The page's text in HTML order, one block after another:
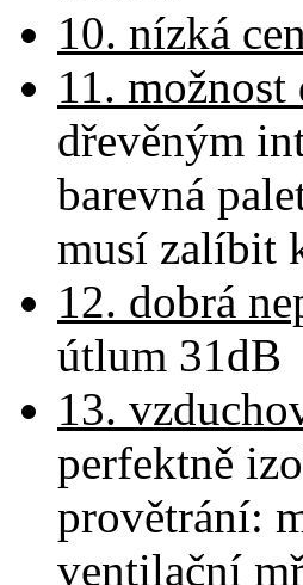
10. nízká
11.
dřevěným
barevná
musí zalíbit
12. dobrá
útlum 31dB
13.
perfektně
provětrání:
ventilační